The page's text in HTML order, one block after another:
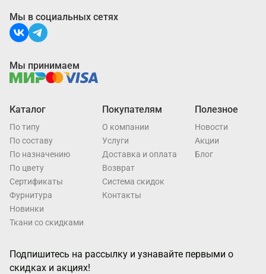
Каталог
По типу
По составу
По назначению
По цвету
Cертификаты
Фурнитура
Новинки
Ткани со скидками
Покупателям
О компании
Услуги
Доставка и оплата
Возврат
Система скидок
Контакты
Полезное
Новости
Акции
Блог
Подпишитесь на рассылку и узнавайте первыми о
скидках и акциях!
Мы в социальных сетях
Мы принимаем